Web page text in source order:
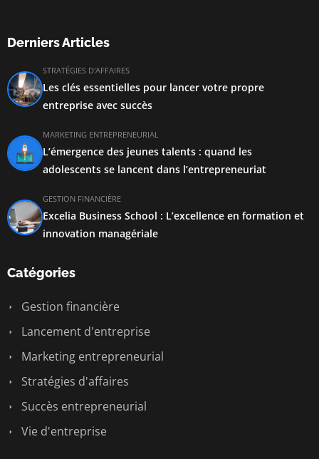
Derniers Articles
STRATÉGIES D'AFFAIRES
Les clés essentielles pour lancer votre propre
entreprise avec succès
MARKETING ENTREPRENEURIAL
L’émergence des jeunes talents : quand les
adolescents se lancent dans l’entrepreneuriat
GESTION FINANCIÈRE
Excelia Business School : L’excellence en formation et
innovation managériale
Catégories
Gestion financière
Lancement d'entreprise
Marketing entrepreneurial
Stratégies d'affaires
Succès entrepreneurial
Vie d'entreprise